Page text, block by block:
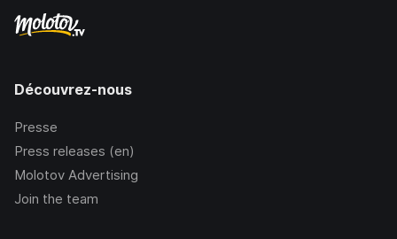
Découvrez-nous
Presse
Press releases (en)
Molotov Advertising
Join the team